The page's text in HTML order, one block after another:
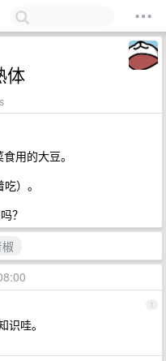
体
用的大豆。
）。
？
1
哇。